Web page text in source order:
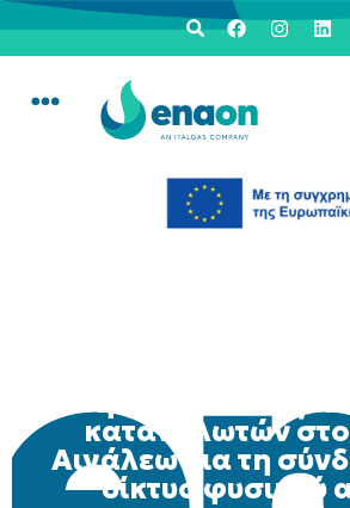
Κινητή μονάδα
καταναλωτών
Αιγάλεω για τη
δίκτυο φυσικού